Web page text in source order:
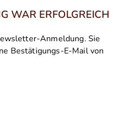
WAR ERFOLGREICH
Anmeldung. Sie
Bestätigungs-E-Mail von